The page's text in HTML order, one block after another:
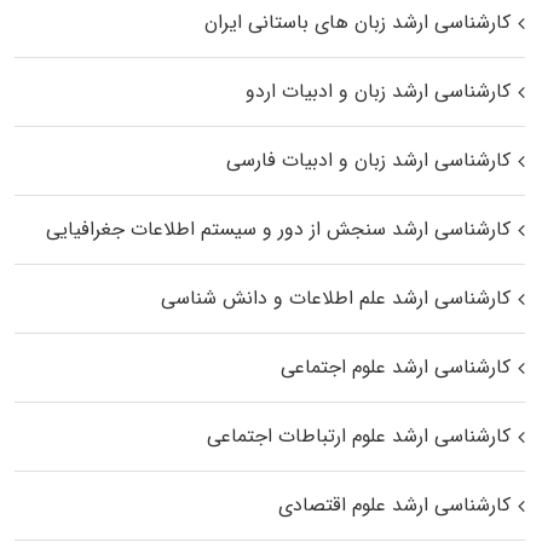
کارشناسی ارشد زبان‌ های باستانی ایران
کارشناسی ارشد زبان و ادبیات اردو
کارشناسی ارشد زبان و ادبیات فارسی
کارشناسی ارشد سنجش از دور و سیستم اطلاعات جغرافیایی
کارشناسی ارشد علم اطلاعات و دانش شناسی
کارشناسی ارشد علوم اجتماعی
کارشناسی ارشد علوم ارتباطات اجتماعی
کارشناسی ارشد علوم اقتصادی